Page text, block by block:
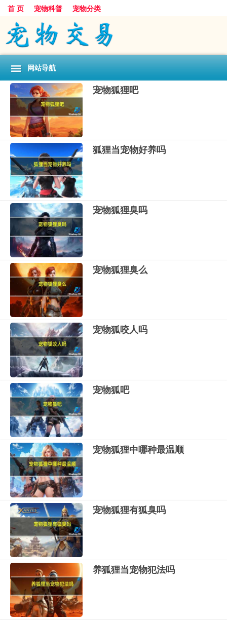
首 页 宠物科普 宠物分类
网站导航
宠物狐狸吧
狐狸当宠物好养吗
宠物狐狸臭吗
宠物狐狸臭么
宠物狐咬人吗
宠物狐吧
宠物狐狸中哪种最温顺
宠物狐狸有狐臭吗
养狐狸当宠物犯法吗